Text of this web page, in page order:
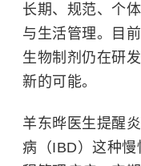
长期、规范、个
与生活管理。目
生物制剂仍在研
新的可能。
羊东晔医生提醒
病（IBD）这种